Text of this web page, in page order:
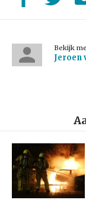
Bekijk
Jeroen